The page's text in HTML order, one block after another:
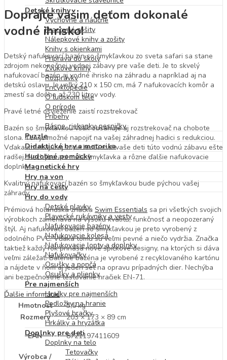
Detské knihy
Výchovné a náučné
Pracovné zošity
Nálepkové knihy a zošity
Knihy s okienkami
Príprava do školy
Zvukové knihy
Rozprávky
Encyklopédie
O ľudskom tele
O prírode
Príbehy
Básne, riekanky, pesničky
Puzzle
Didaktické hry a motorika
Hudobné pomôcky
Magnetické hry
Hry na von
Hry na cesty
Hry do vody
Detské plavky
Plavecké rukávniky a vesty
Nafukovacie bazény
Nafukovacie kolesá
Nafukovacie lopty a doplnky
Nafukovačky
Osušky a pončá
Osušky a plienky
Pre najmenších
Hračky pre najmenších
Podložky na hranie
Plyšové hračky
Hrkálky a hryzátka
Doplnky pre deti
Doplnky na telo
Tetovačky
Doprajte vašim deťom dokonalé
vodné ihrisko!
Detský nafukovací bazén so šmykľavkou zo sveta safari sa stane
zdrojom nekonečnej vodnej zábavy pre vaše deti. Je to skvelý
nafukovací bazén aj vodné ihrisko na záhradu a napríklad aj na
detskú oslavu. Je veľký 210 x 150 cm, má 7 nafukovacích komôr a
zmestí sa doňho až 230 litrov vody.
Pravé letné osvieženie zaistí rozstrekovač
Bazén so šmykľavkou však obsahuje aj rozstrekovač na chobote
slona. Ten je možné napojiť na vašej záhradnej hadici s redukciou.
Vďaka striekajúcej vode budú mať vaše deti túto vodnú zábavu ešte
radšej. Nechýba ani malá šmykľavka a rôzne ďalšie nafukovacie
doplnky.
Kvalitný nafukovací bazén so šmykľavkou bude pýchou vašej
záhrady
Prémiová holandská značka Swim Essentials sa pri všetkých svojich
výrobkoch zameriava na vysokú kvalitu, funkčnosť a neopozeraný
štýl. Aj nafukovací bazén so šmykľavkou je preto vyrobený z
odolného PVC. Vďaka tomu sú veľmi pevné a niečo vydržia. Značka
taktiež každý rok prináša nové špičkové designy, na ktorých si dáva
veľmi záležať. Balenie bazéna je vyrobené z recyklovaného kartónu
a nájdete v ňom aj jeden set na opravu prípadných dier. Nechýba
ani bezpečnostné testovanie hračiek EN-71.
Ďalšie informácie
Hmotnosť
3,5 kg
Rozmery
203 × 173 × 89 cm
EAN
8721197411609
Výrobca /